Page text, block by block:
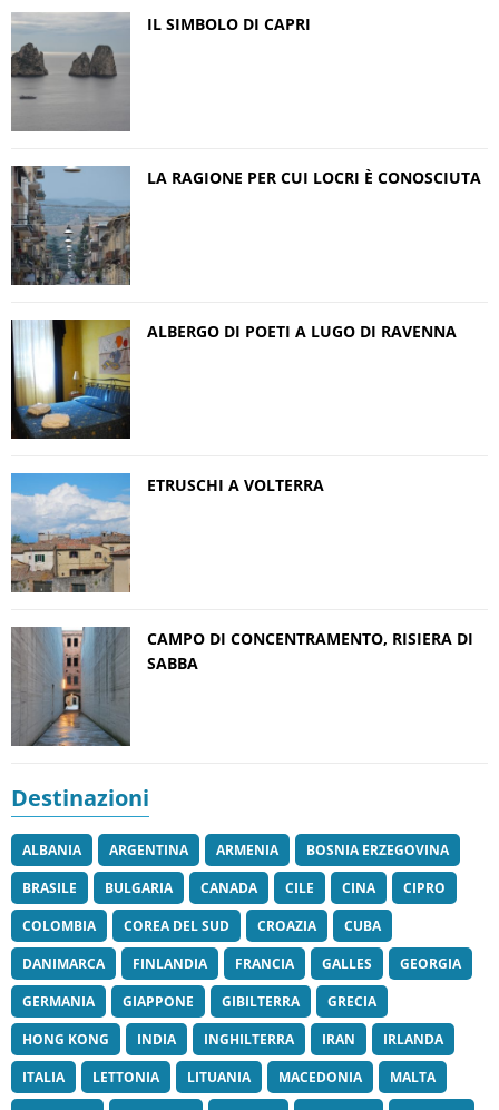
IL SIMBOLO DI CAPRI
LA RAGIONE PER CUI LOCRI È CONOSCIUTA
ALBERGO DI POETI A LUGO DI RAVENNA
ETRUSCHI A VOLTERRA
CAMPO DI CONCENTRAMENTO, RISIERA DI
SABBA
Destinazioni
ALBANIA ARGENTINA ARMENIA
BOSNIA ERZEGOVINA
BRASILE
BULGARIA CANADA CILE CINA
CIPRO
COLOMBIA
COREA DEL SUD CROAZIA
CUBA
DANIMARCA
FINLANDIA FRANCIA GALLES
GEORGIA
GERMANIA
GIAPPONE GIBILTERRA
GRECIA
HONG KONG
INDIA INGHILTERRA IRAN
IRLANDA
ITALIA
LETTONIA LITUANIA MACEDONIA
MALTA